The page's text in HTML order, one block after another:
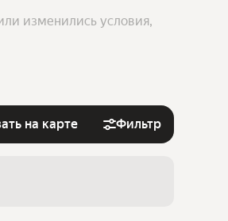
изменились условия,
на карте Фильтр